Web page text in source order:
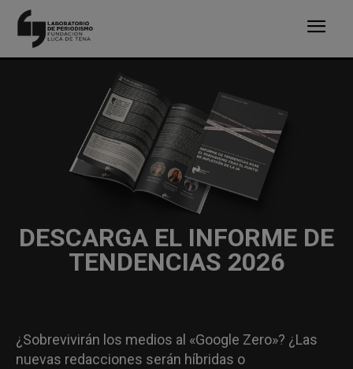
DESCARGA EL INFORME DE
TENDENCIAS 2026
¿Sobrevivirán los medios al «Google Zero»? ¿Las
nuevas redacciones serán híbridas o